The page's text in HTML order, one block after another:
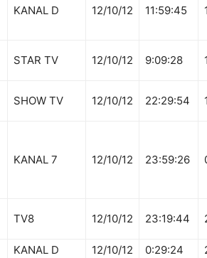
KANAL D 12/10/12 11:59:45
STAR TV 12/10/12 9:09:28
SHOW TV 12/10/12 22:29:54
KANAL 7 12/10/12 23:59:26
TV8 12/10/12 23:19:44
KANAL D 12/10/12 0:29:24